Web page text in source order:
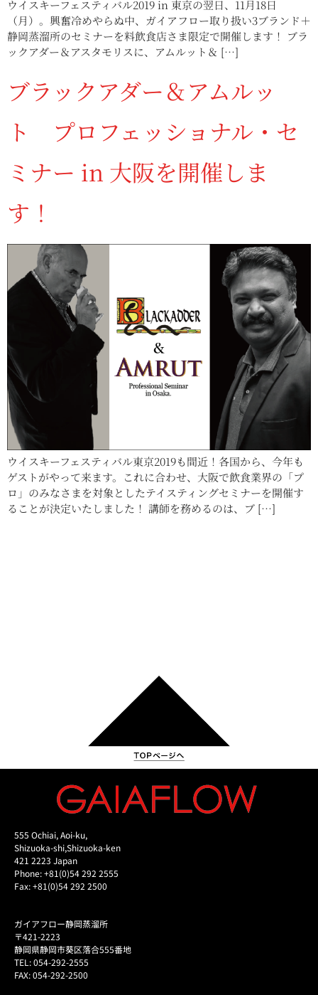
ウイスキーフェスティバル2019 in 東京の翌日、11月18日
（月）。興奮冷めやらぬ中、ガイアフロー取り扱い3ブランド＋
静岡蒸溜所のセミナーを料飲食店さま限定で開催します！ ブラ
ックアダー＆アスタモリスに、アムルット＆ […]
ブラックアダー＆アムルッ
ト プロフェッショナル・セ
ミナー in 大阪を開催しま
す！
ウイスキーフェスティバル東京2019も間近！各国から、今年も
ゲストがやって来ます。これに合わせ、大阪で飲食業界の「プ
ロ」のみなさまを対象としたテイスティングセミナーを開催す
ることが決定いたしました！ 講師を務めるのは、ブ […]
555 Ochiai, Aoi-ku,
Shizuoka-shi,Shizuoka-ken
421 2223 Japan
Phone: +81(0)54 292 2555
Fax: +81(0)54 292 2500
ガイアフロー静岡蒸溜所
〒421-2223
静岡県静岡市葵区落合555番地
TEL: 054-292-2555
FAX: 054-292-2500